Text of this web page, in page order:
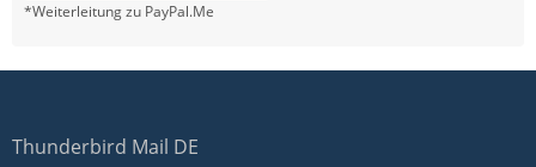
*Weiterleitung zu PayPal.Me
Thunderbird Mail DE